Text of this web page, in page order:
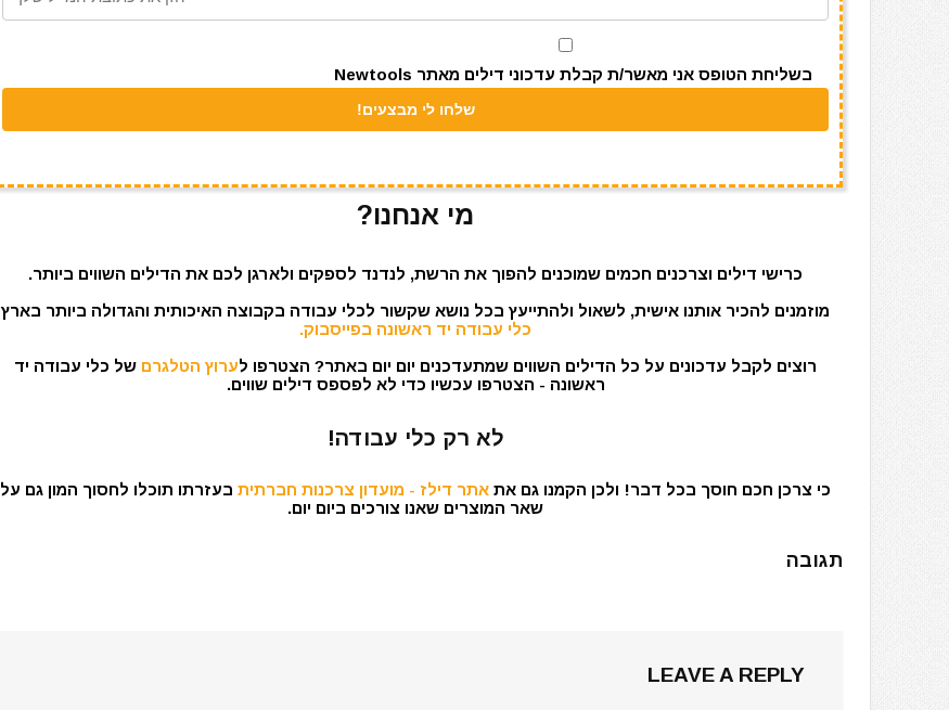
k
בשליחת הטופס אני מאשר/ת קבלת עדכוני דילים מאתר Newtools
מי אנחנו?
כרישי דילים וצרכנים חכמים שמוכנים להפוך את הרשת, לנדנד לספקים ולארגן לכם את הדילים השווים ביותר.
מוזמנים להכיר אותנו אישית, לשאול ולהתייעץ בכל נושא שקשור לכלי עבודה בקבוצה האיכותית והגדולה ביותר בארץ
כלי עבודה יד ראשונה בפייסבוק.
רוצים לקבל עדכונים על כל הדילים השווים שמתעדכנים יום יום באתר? הצטרפו לערוץ הטלגרם של כלי עבודה יד
ראשונה - הצטרפו עכשיו כדי לא לפספס דילים שווים.
לא רק כלי עבודה!
כי צרכן חכם חוסך בכל דבר! ולכן הקמנו גם את אתר דילז - מועדון צרכנות חברתית בעזרתו תוכלו לחסוך המון גם על
שאר המוצרים שאנו צורכים ביום יום.
תגובה
LEAVE A REPLY